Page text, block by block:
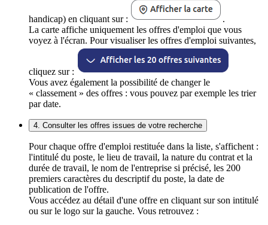
handicap) en cliquant sur :
.
La carte affiche uniquement les offres d'emploi que vous
voyez à l'écran. Pour visualiser les offres d'emploi suivantes,
cliquez sur :
Vous avez également la possibilité de changer le
« classement » des offres : vous pouvez par exemple les trier
par date.
4. Consulter les offres issues de votre recherche
Pour chaque offre d'emploi restituée dans la liste, s'affichent :
l'intitulé du poste, le lieu de travail, la nature du contrat et la
durée de travail, le nom de l'entreprise si précisé, les 200
premiers caractères du descriptif du poste, la date de
publication de l'offre.
Vous accédez au détail d'une offre en cliquant sur son intitulé
ou sur le logo sur la gauche. Vous retrouvez :